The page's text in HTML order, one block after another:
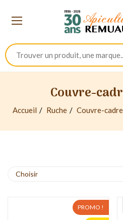
Couvre-
Accueil Ruche Couvre-
Choisir
PROMO !